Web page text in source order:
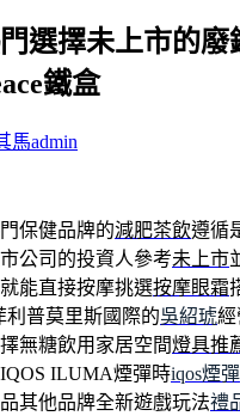
選擇未上市的廢
鐵盒
馬admin
保健品牌的減肥茶飲遵循
公司的投資人參考未上市
能直接按摩挑選按摩眼霜
利普莫里斯國際的吳紹琥經
無糖飲用家居空間燈具推
ILUMA煙彈時iqos煙彈
其他品牌全新遊戲玩法禮